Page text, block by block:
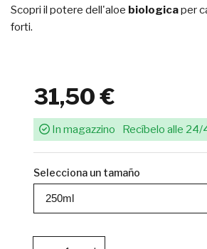
Scopri il potere dell'aloe biologicaper
forti.
31,50 €
In magazzino Recíbelo alle 24/
Selecciona un tamaño